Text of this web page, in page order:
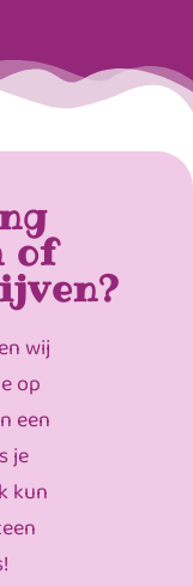
of
wij
op
een
je
kun